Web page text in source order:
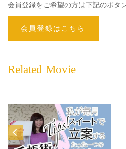
会員登録をご希望の方は下記のボタ
会員登録はこちら
Related Movie